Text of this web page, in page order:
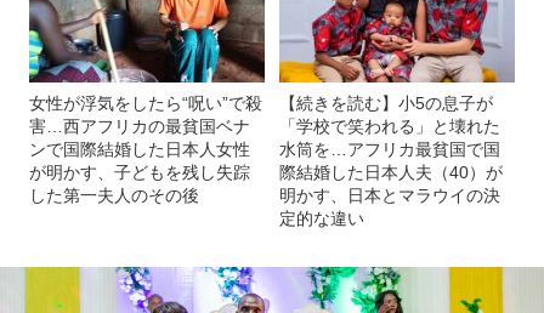
女性が浮気をしたら“呪い”で殺
害…西アフリカの最貧国ベナ
ンで国際結婚した日本人女性
が明かす、子どもを残し失踪
した第一夫人のその後
【続きを読む】小5の息子が
「学校で笑われる」と壊れた
水筒を…アフリカ最貧国で国
際結婚した日本人夫（40）が
明かす、日本とマラウイの決
定的な違い